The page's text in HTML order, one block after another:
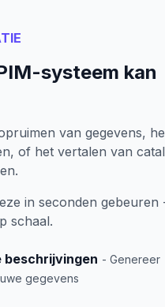
systeem kan
van gegevens,
of het vertalen van
in seconden gebeuren
schaal.
- Genereer
gegevens